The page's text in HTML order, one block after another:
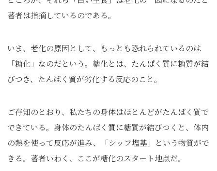
著者は指摘しているのである。
いま、老化の原因として、もっとも恐れられているのは
「糖化」なのだという。糖化とは、たんぱく質に糖質が結
びつき、たんぱく質が劣化する反応のこと。
ご存知のとおり、私たちの身体はほとんどがたんぱく質で
できている。身体のたんぱく質に糖質が結びつくと、体内
の熱を使って反応が進み、「シッフ塩基」という物質がで
きる。著者いわく、ここが糖化のスタート地点だ。